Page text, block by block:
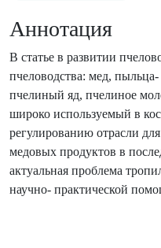
Аннотация
В статье в развитии
пчеловодства: мед,
пчелиный яд, пчелиное
широко используемый в
регулированию отрасли
медовых продуктов в
актуальная проблема
научно- практической